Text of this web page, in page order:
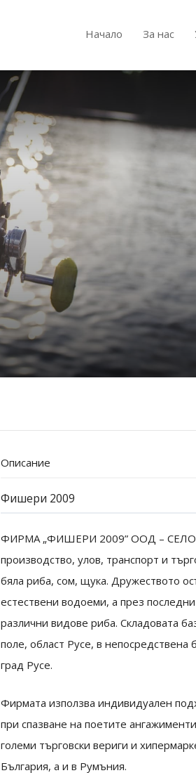
Начало За нас
Описание
Фишери 2009
ФИРМА „ФИШЕРИ 2009” ООД – СЕЛО
производство, улов, транспорт и
бяла риба, сом, щука. Дружеството
естествени водоеми, а през
различни видове риба. Складовата
поле, област Русе, в
град Русе.
Фирмата използва индивидуален
при спазване на поетите
големи търговски вериги и
България, а и в Румъния.